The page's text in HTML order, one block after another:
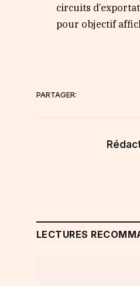
circuits
pour objectif
PARTAGER:
LECTURES